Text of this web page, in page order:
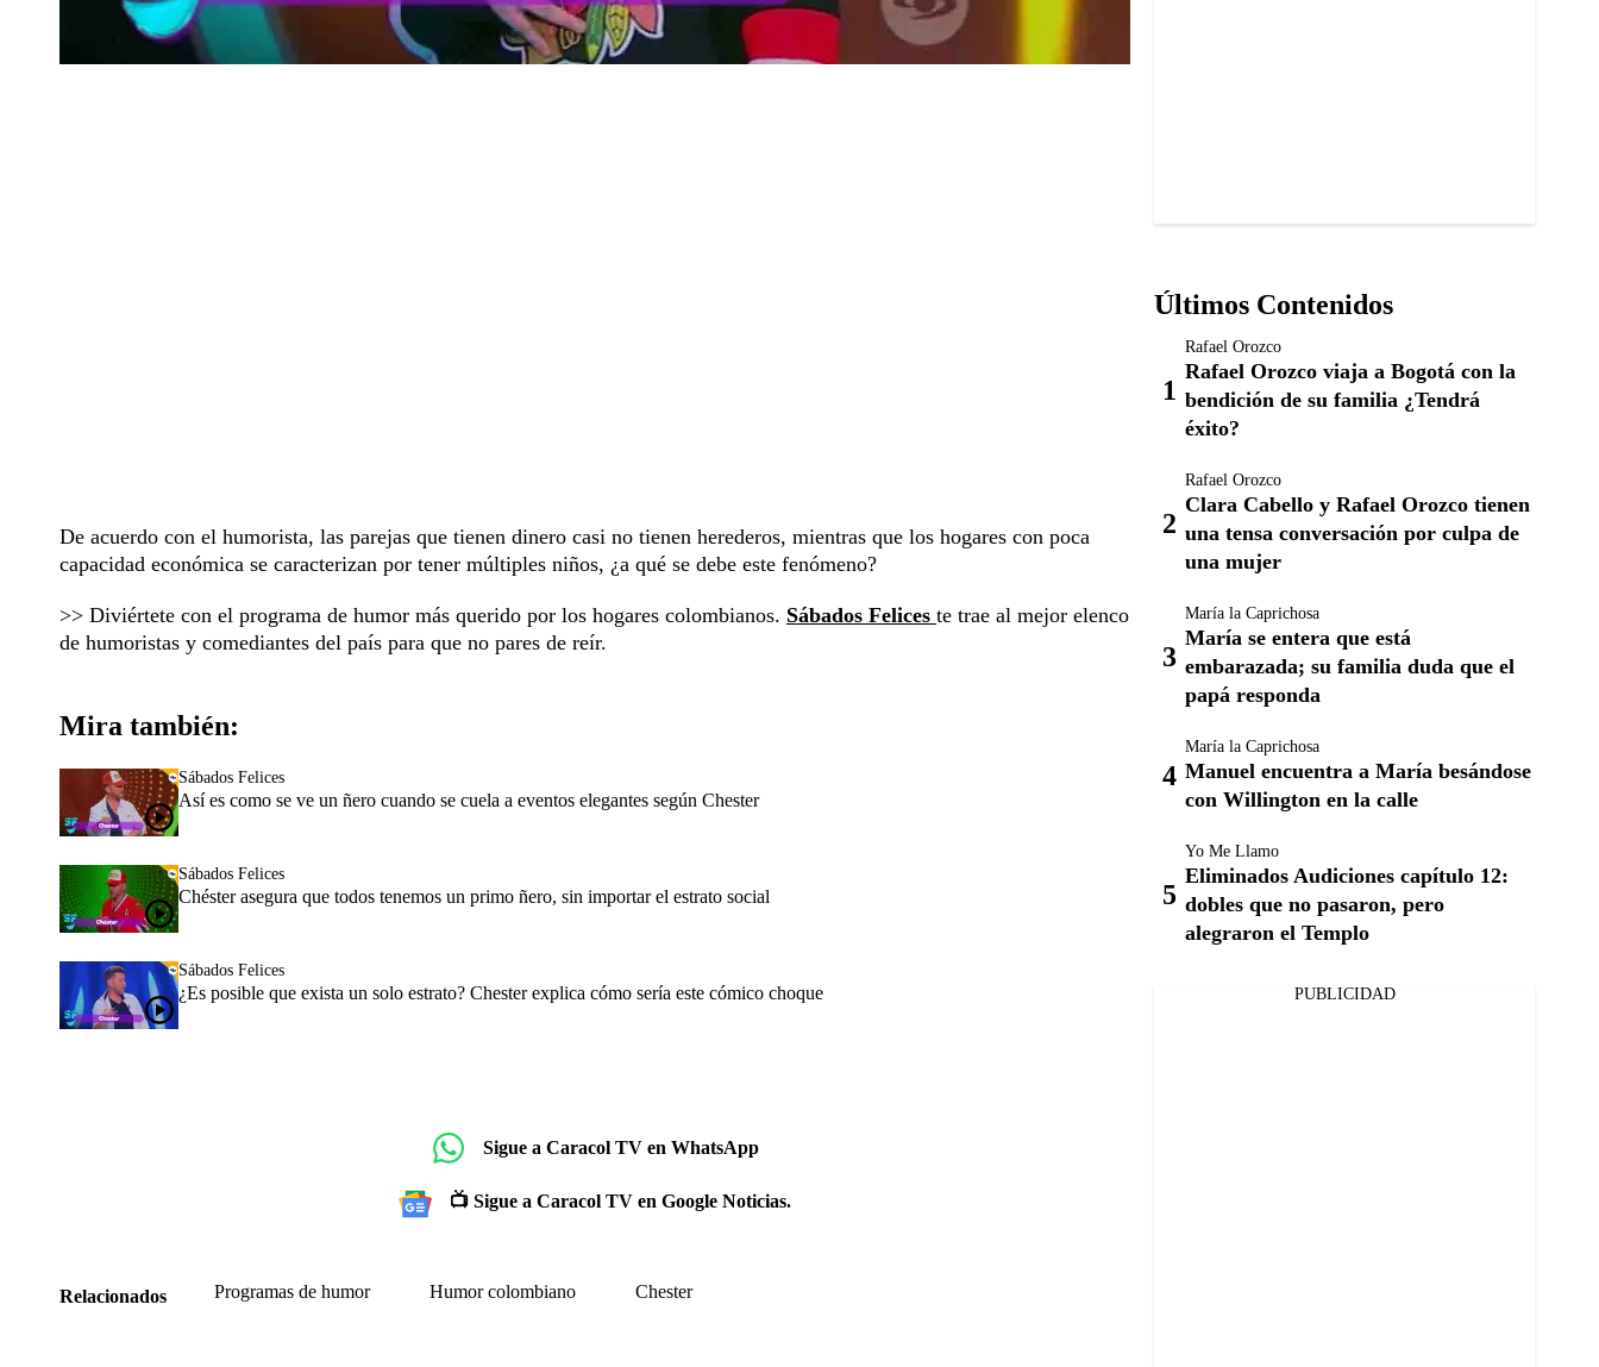
De acuerdo con el humorista, las parejas que tienen dinero casi no tienen herederos, mientras que los hogares con poca
capacidad económica se caracterizan por tener múltiples niños, ¿a qué se debe este fenómeno?
>> Diviértete con el programa de humor más querido por los hogares colombianos. Sábados Felices te trae al mejor elenco
de humoristas y comediantes del país para que no pares de reír.
Mira también:
Sábados Felices
Así es como se ve un ñero cuando se cuela a eventos elegantes según Chester
Sábados Felices
Chéster asegura que todos tenemos un primo ñero, sin importar el estrato social
Sábados Felices
¿Es posible que exista un solo estrato? Chester explica cómo sería este cómico choque
Sigue a Caracol TV en WhatsApp
📺 Sigue a Caracol TV en Google Noticias.
Relacionados Programas de humor Humor colombiano Chester
Últimos Contenidos
Rafael Orozco
Rafael Orozco viaja a Bogotá con la
bendición de su familia ¿Tendrá
éxito?
Rafael Orozco
Clara Cabello y Rafael Orozco tienen
una tensa conversación por culpa de
una mujer
María la Caprichosa
María se entera que está
embarazada; su familia duda que el
papá responda
María la Caprichosa
Manuel encuentra a María besándose
con Willington en la calle
Yo Me Llamo
Eliminados Audiciones capítulo 12:
dobles que no pasaron, pero
alegraron el Templo
PUBLICIDAD